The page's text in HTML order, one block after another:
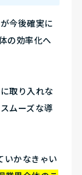
今後確実に
の効率化へ
取り入れな
ムーズな導
いかなきゃい